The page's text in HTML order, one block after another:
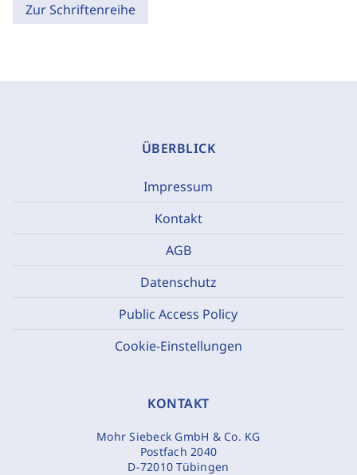
Zur Schriftenreihe
ÜBERBLICK
Impressum
Kontakt
AGB
Datenschutz
Public Access Policy
Cookie-Einstellungen
KONTAKT
Mohr Siebeck GmbH & Co. KG
Postfach 2040
D-72010 Tübingen